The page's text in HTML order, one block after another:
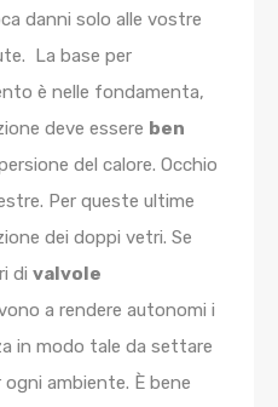
danni solo alle vostre
La base per
è nelle fondamenta,
deve essere ben
del calore. Occhio
Per queste ultime
dei doppi vetri. Se
di valvole
a rendere autonomi i
in modo tale da settare
ambiente. È bene